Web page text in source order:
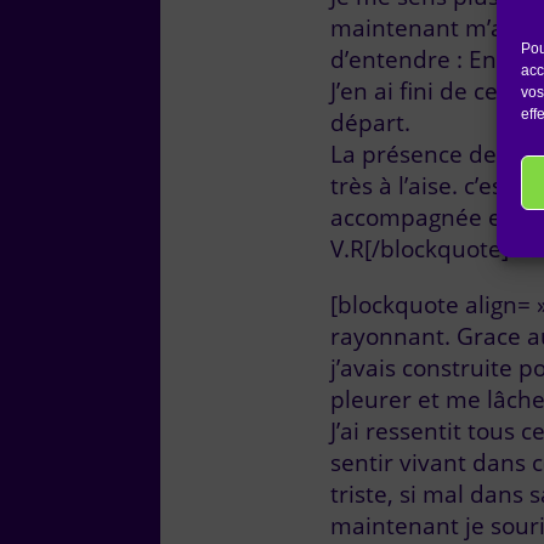
maintenant
d’entendre : Enfin!
J’en ai fini de
départ.
La présence de
très à l’aise. c’est
accompagnée et
V.R[/blockquote]
[blockquote align=
rayonnant. Grace
j’avais construite
pleurer et me
J’ai ressentit tous
sentir vivant dans
triste, si mal dans
maintenant je